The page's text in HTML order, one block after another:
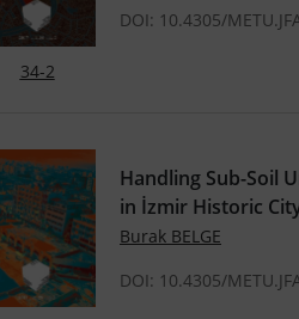
34-2
DOI: 10.4305/
Handling Sub-Soil
in İzmir Historic
Burak BELGE
DOI: 10.4305/